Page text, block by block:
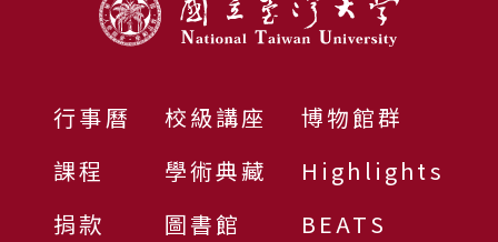
行事曆
課程
捐款
校級講座
學術典藏
圖書館
博物館群
Highlights
BEATS